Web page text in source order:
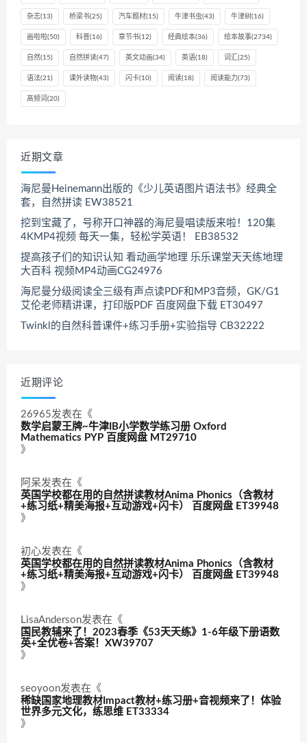
杂志(13) 桥梁书(25) 汽车题材(15) 牛津书虫(43) 牛津树(16)
画啦啦(50) 科普(16) 章节书(12) 经典绘本(36) 绘本故事(2734)
自然(15) 自然拼读(47) 英文动画(34) 英语(18) 词汇 (25)
语法(21) 课外读物(43) 闪卡(10) 阅读(18) 阅读能力 (73)
高频词 (20)
近期文章
海尼曼Heinemann出版的《少儿英语图片语法书》经典全
套，自然拼读 EW38521
挖到宝藏了，号称开口神器的海尼曼唱读版来啦！120集
4KMP4视频 每天一集，轻松学英语！ EB38532
提高孩子们的知识认知 看动画学地理 乐乐课堂天天练地理
大百科 视频MP4动画CG24976
海尼曼分级阅读全三级有声点读PDF和MP3音频，GK/G1
艾伦老师精讲课，打印版PDF 百度网盘下载 ET30497
Twinkl的自然科普课件+练习手册+实验指导 CB32222
近期评论
26965发表在《
数学启蒙王牌~牛津IB小学数学练习册 Oxford
Mathematics PYP 百度网盘 MT29710
》
阿呆发表在《
英国学校都在用的自然拼读教材Anima Phonics（含教材
+练习纸+精美海报+互动游戏+闪卡） 百度网盘 ET39948
》
初心发表在《
英国学校都在用的自然拼读教材Anima Phonics（含教材
+练习纸+精美海报+互动游戏+闪卡） 百度网盘 ET39948
》
LisaAnderson发表在《
国民教辅来了！2023春季《53天天练》1-6年级下册语数
英+全优卷+答案！XW39707
》
seoyoon发表在《
稀缺国家地理教材Impact教材+练习册+音视频来了！体验
世界多元文化，练思维 ET33334
》